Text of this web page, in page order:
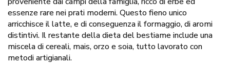
essenze rare nei prati moderni. Questo fieno unico
arricchisce il latte, e di conseguenza il formaggio, di aromi
distintivi. Il restante della dieta del bestiame include una
miscela di cereali, mais, orzo e soia, tutto lavorato con
metodi artigianali.